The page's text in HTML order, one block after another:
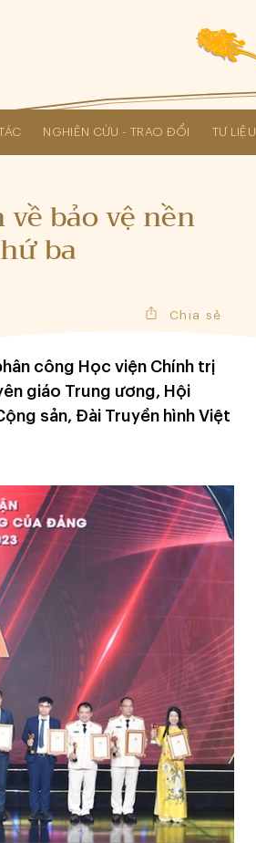
NGHIÊN CỨU - TRAO ĐỔI TƯ LIỆU
bảo vệ nền
ba
Chia sẻ
công Học viện Chính trị
giáo Trung ương, Hội
sản, Đài Truyền hình Việt